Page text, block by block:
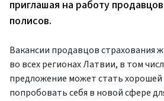
приглашая на работу
полисов.
Вакансии продавцов страхования
во всех регионах Латвии, в том
предложение может стать
попробовать себя в новой сфере